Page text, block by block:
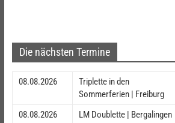
Die nächsten Termine
08.08.2026
Triplette in den
Sommerferien | Freiburg
08.08.2026
LM Doublette | Bergalingen